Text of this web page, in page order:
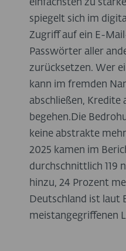
einfachsten zu
spiegelt sich im
Zugriff auf ein E-
Passwörter aller
zurücksetzen. Wer
kann im fremden
abschließen, Kredite
begehen.Die
keine abstrakte
2025 kamen im
durchschnittlich 119
hinzu, 24 Prozent
Deutschland ist laut
meistangegriffenen